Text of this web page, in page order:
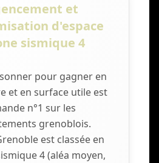
et
d'espace
sismique 4
pour gagner en
et en surface utile est
n°1 sur les
grenoblois.
est classée en
4 (aléa moyen,